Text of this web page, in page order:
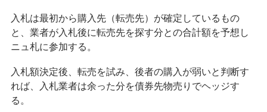
入札は最初から購入先（転売先）が確定しているもの
と、業者が入札後に転売先を探す分との合計額を予想し
ニュ札に参加する。
入札額決定後、転売を試み、後者の購入が弱いと判断す
れば、入札業者は余った分を債券先物売りでヘッジす
る。